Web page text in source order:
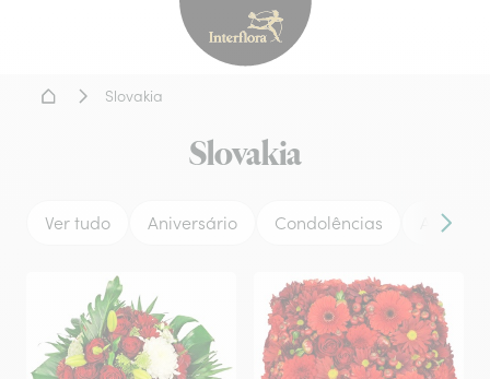
Interflora - entrega de
Home
Slovakia
Slovakia
Ver tudo Aniversário Condolências Amor